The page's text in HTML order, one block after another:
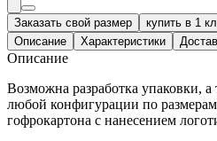
Заказать свой размер
купить в 1
Описание
Характеристики
Описание
Возможна разработка упаковки, а
любой конфигурации по
гофрокартона с нанесением